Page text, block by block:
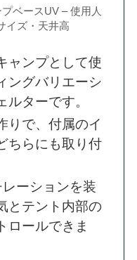
ベースUV – 使用人
イズ・天井高
ャンプとして使
ングバリエーシ
ルターです。
りで、付属のイ
ちらにも取り付
ーションを装
とテント内部の
ロールできま